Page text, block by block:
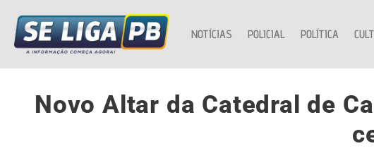
NOTÍCIAS POLICIAL POLÍTICA
Novo Altar da Catedral de